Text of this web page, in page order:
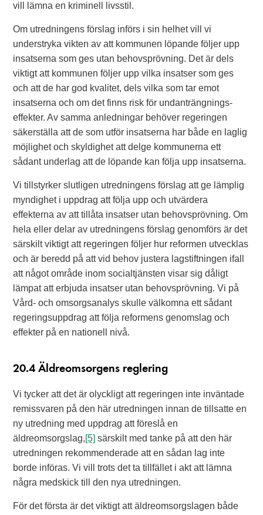
vill lämna en kriminell livsstil.
Om utredningens förslag införs i sin helhet vill vi
understryka vikten av att kommunen löpande följer upp
insatserna som ges utan behovsprövning. Det är dels
viktigt att kommunen följer upp vilka insatser som ges
och att de har god kvalitet, dels vilka som tar emot
insatserna och om det finns risk för undan­trängnings­
effekter. Av samma anledningar behöver regeringen
säkerställa att de som utför insatserna har både en laglig
möjlighet och skyldighet att delge kommunerna ett
sådant underlag att de löpande kan följa upp insatserna.
Vi tillstyrker slutligen utredningens förslag att ge lämplig
myndighet i uppdrag att följa upp och utvärdera
effekterna av att tillåta insatser utan behovsprövning. Om
hela eller delar av utredningens förslag genomförs är det
särskilt viktigt att regeringen följer hur reformen utvecklas
och är beredd på att vid behov justera lagstiftningen ifall
att något område inom socialtjänsten visar sig dåligt
lämpat att erbjuda insatser utan behovsprövning. Vi på
Vård- och omsorgsanalys skulle välkomna ett sådant
regeringsuppdrag att följa reformens genomslag och
effekter på en nationell nivå.
20.4 Äldreomsorgens reglering
Vi tycker att det är olyckligt att regeringen inte inväntade
remissvaren på den här utredningen innan de tillsatte en
ny utredning med uppdrag att föreslå en
äldreomsorgslag,[5] särskilt med tanke på att den här
utredningen rekommenderade att en sådan lag inte
borde införas. Vi vill trots det ta tillfället i akt att lämna
några medskick till den nya utredningen.
För det första är det viktigt att äldreomsorgslagen både